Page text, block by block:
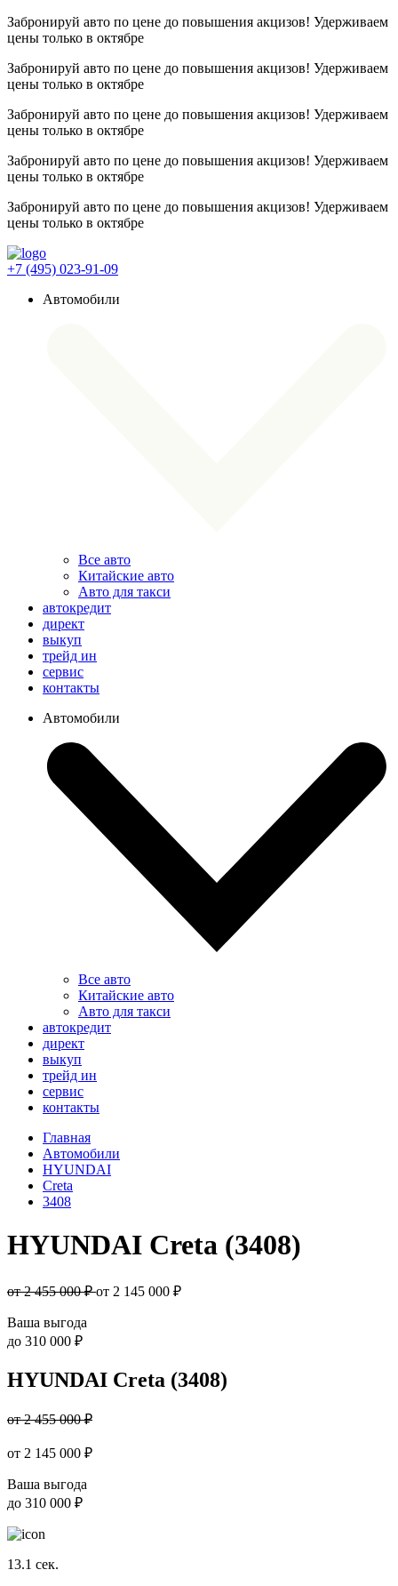
Забронируй авто по цене до повышения акцизов! Удерживаем
цены только в октябре
Забронируй авто по цене до повышения акцизов! Удерживаем
цены только в октябре
Забронируй авто по цене до повышения акцизов! Удерживаем
цены только в октябре
Забронируй авто по цене до повышения акцизов! Удерживаем
цены только в октябре
Забронируй авто по цене до повышения акцизов! Удерживаем
цены только в октябре
+7 (495) 023-91-09
Автомобили
Все авто
Китайские авто
Авто для такси
автокредит
директ
выкуп
трейд ин
сервис
контакты
Автомобили
Все авто
Китайские авто
Авто для такси
автокредит
директ
выкуп
трейд ин
сервис
контакты
Главная
Автомобили
HYUNDAI
Creta
3408
HYUNDAI Creta (3408)
от 2 455 000 ₽от 2 145 000 ₽
Ваша выгода
до 310 000 ₽
HYUNDAI Creta (3408)
от 2 455 000 ₽
от 2 145 000 ₽
Ваша выгода
до 310 000 ₽
13.1 сек.